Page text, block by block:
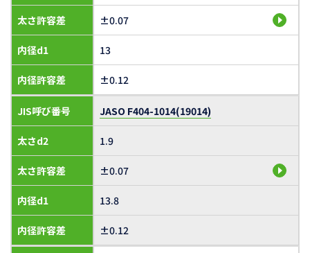
太さ許容差
内径d1
内径許容差
±0.07
13
±0.12
JIS呼び番号
太さd2
太さ許容差
内径d1
内径許容差
JASO F404-1014(19014)
1.9
±0.07
13.8
±0.12